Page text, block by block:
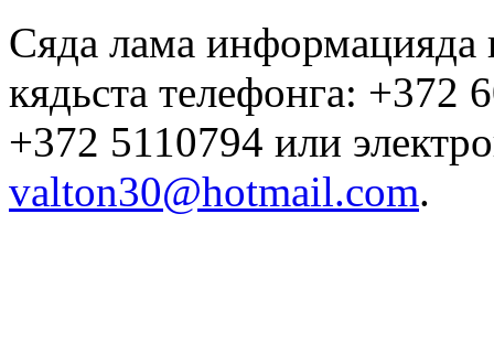
Сяда лама информацияда
кядьста телефонга: +372
+372 5110794 или
valton30@hotmail.com.